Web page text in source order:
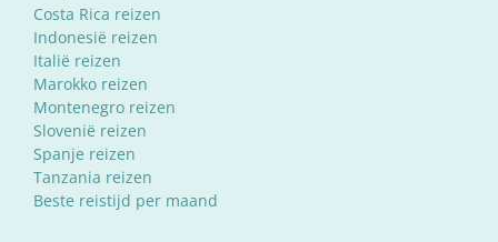
Costa Rica reizen
Indonesië reizen
Italië reizen
Marokko reizen
Montenegro reizen
Slovenië reizen
Spanje reizen
Tanzania reizen
Beste reistijd per maand